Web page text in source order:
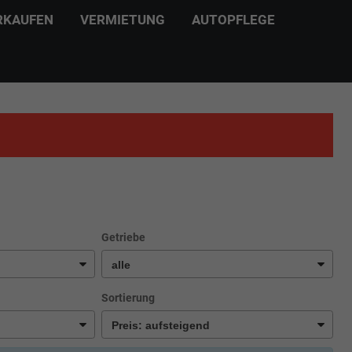
VERMIETUNG AUTOPFLEGE
Getriebe
Sortierung